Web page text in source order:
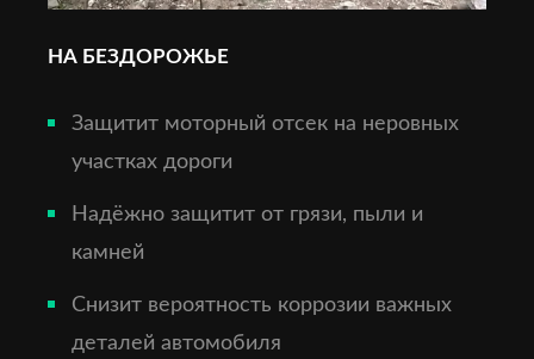
НА БЕЗДОРОЖЬЕ
Защитит моторный отсек на неровных
участках дороги
Надёжно защитит от грязи, пыли и
камней
Снизит вероятность коррозии важных
деталей автомобиля